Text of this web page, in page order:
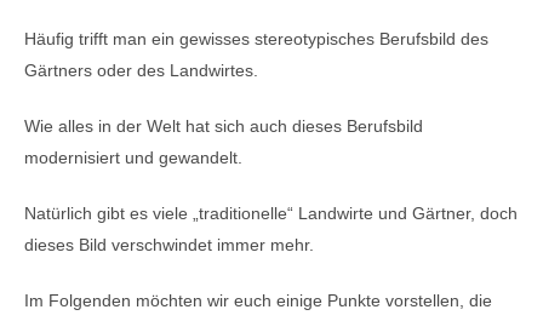
Häufig trifft man ein gewisses stereotypisches Berufsbild des
Gärtners oder des Landwirtes.
Wie alles in der Welt hat sich auch dieses Berufsbild
modernisiert und gewandelt.
Natürlich gibt es viele „traditionelle“ Landwirte und Gärtner, doch
dieses Bild verschwindet immer mehr.
Im Folgenden möchten wir euch einige Punkte vorstellen, die